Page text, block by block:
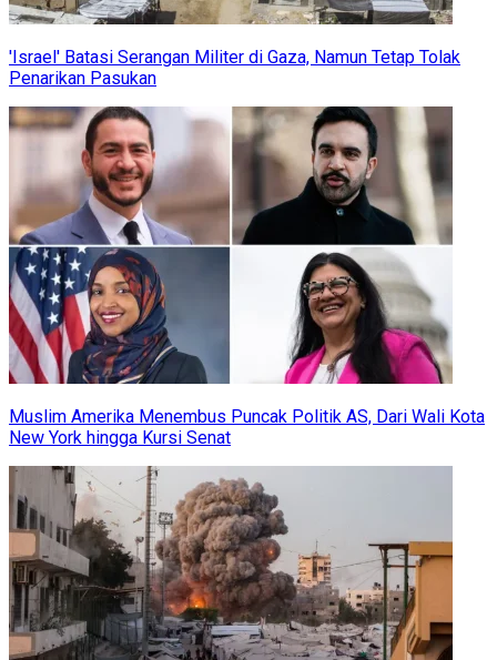
'Israel' Batasi Serangan Militer di Gaza, Namun Tetap Tolak
Penarikan Pasukan
Muslim Amerika Menembus Puncak Politik AS, Dari Wali Kota
New York hingga Kursi Senat